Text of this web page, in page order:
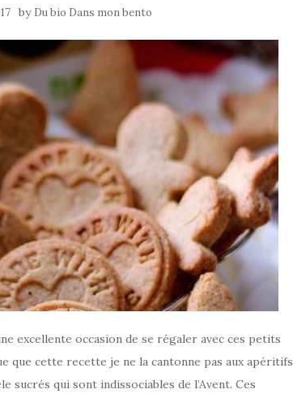
by Du bio Dans mon bento
excellente occasion de se régaler avec ces petits
que cette recette je ne la cantonne pas aux apéritifs
qui sont indissociables de l’Avent. Ces